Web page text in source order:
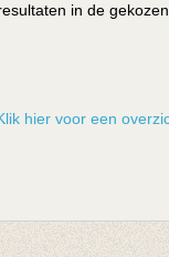
in de
hier voor een